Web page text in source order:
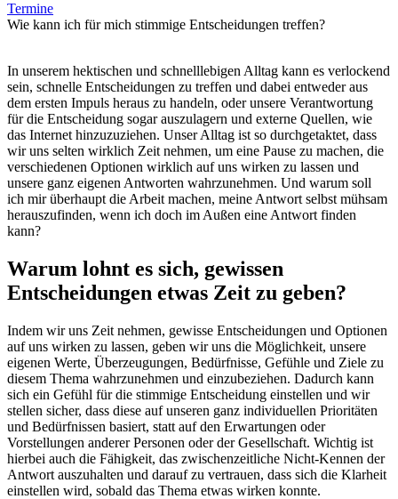
Termine
Wie kann ich für mich stimmige Entscheidungen treffen?
In unserem hektischen und schnelllebigen Alltag kann es verlockend
sein, schnelle Entscheidungen zu treffen und dabei entweder aus
dem ersten Impuls heraus zu handeln, oder unsere Verantwortung
für die Entscheidung sogar auszulagern und externe Quellen, wie
das Internet hinzuzuziehen. Unser Alltag ist so durchgetaktet, dass
wir uns selten wirklich Zeit nehmen, um eine Pause zu machen, die
verschiedenen Optionen wirklich auf uns wirken zu lassen und
unsere ganz eigenen Antworten wahrzunehmen. Und warum soll
ich mir überhaupt die Arbeit machen, meine Antwort selbst mühsam
herauszufinden, wenn ich doch im Außen eine Antwort finden
kann?
Warum lohnt es sich, gewissen
Entscheidungen etwas Zeit zu geben?
Indem wir uns Zeit nehmen, gewisse Entscheidungen und Optionen
auf uns wirken zu lassen, geben wir uns die Möglichkeit, unsere
eigenen Werte, Überzeugungen, Bedürfnisse, Gefühle und Ziele zu
diesem Thema wahrzunehmen und einzubeziehen. Dadurch kann
sich ein Gefühl für die stimmige Entscheidung einstellen und wir
stellen sicher, dass diese auf unseren ganz individuellen Prioritäten
und Bedürfnissen basiert, statt auf den Erwartungen oder
Vorstellungen anderer Personen oder der Gesellschaft. Wichtig ist
hierbei auch die Fähigkeit, das zwischenzeitliche Nicht-Kennen der
Antwort auszuhalten und darauf zu vertrauen, dass sich die Klarheit
einstellen wird, sobald das Thema etwas wirken konnte.